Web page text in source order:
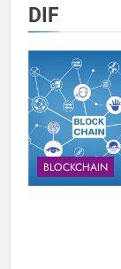
DIF
BLOCKCHAIN